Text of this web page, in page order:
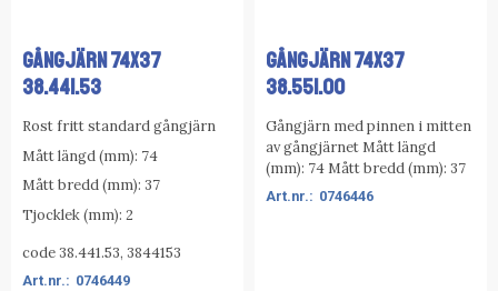
GÅNGJÄRN 74X37
38.441.53
Rost fritt standard gångjärn
Mått längd (mm): 74
Mått bredd (mm): 37
Tjocklek (mm): 2
code 38.441.53, 3844153
0746449
GÅNGJÄRN 74X37
38.551.00
Gångjärn med pinnen i mitten
av gångjärnet Mått längd
(mm): 74 Mått bredd (mm): 37
0746446